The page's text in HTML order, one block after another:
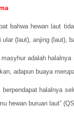
bahwa hewan laut
ular (laut), anjing (laut),
adalah
adapun buaya
halalnya
hewan buruan laut”